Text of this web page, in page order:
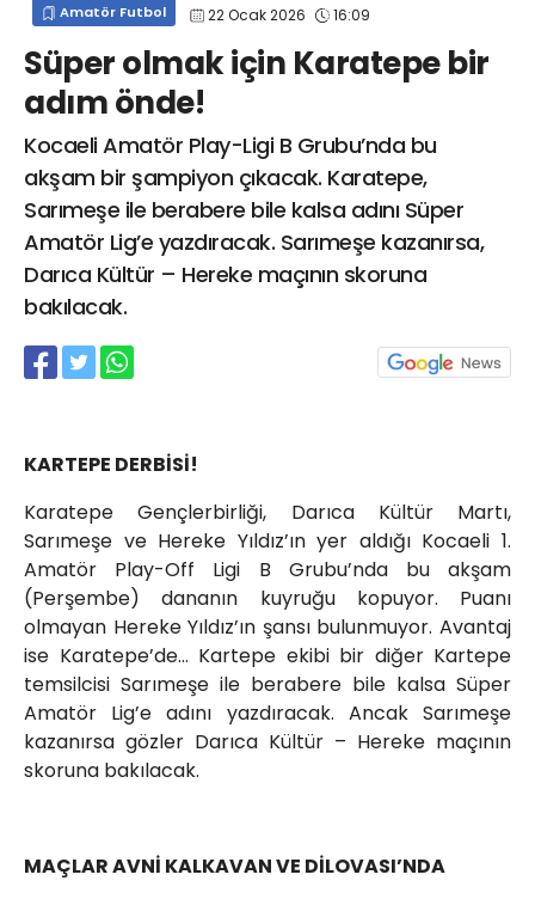
Amatör Futbol 22 Ocak 2026 16:09
Süper olmak için Karatepe bir
adım önde!
Kocaeli Amatör Play-Ligi B Grubu’nda bu
akşam bir şampiyon çıkacak. Karatepe,
Sarımeşe ile berabere bile kalsa adını Süper
Amatör Lig’e yazdıracak. Sarımeşe kazanırsa,
Darıca Kültür – Hereke maçının skoruna
bakılacak.
KARTEPE DERBİSİ!
Karatepe Gençlerbirliği, Darıca Kültür Martı,
Sarımeşe ve Hereke Yıldız’ın yer aldığı Kocaeli 1.
Amatör Play-Off Ligi B Grubu’nda bu akşam
(Perşembe) dananın kuyruğu kopuyor. Puanı
olmayan Hereke Yıldız’ın şansı bulunmuyor. Avantaj
ise Karatepe’de… Kartepe ekibi bir diğer Kartepe
temsilcisi Sarımeşe ile berabere bile kalsa Süper
Amatör Lig’e adını yazdıracak. Ancak Sarımeşe
kazanırsa gözler Darıca Kültür – Hereke maçının
skoruna bakılacak.
MAÇLAR AVNİ KALKAVAN VE DİLOVASI’NDA
info@spor41.com